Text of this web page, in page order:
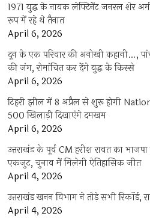
1971 युद्ध के नायक लेफ्टिनेंट जनरल शेर
रूप में रहे थे तैनात
April 6, 2026
दून के एक परिवार की अनोखी कहानी…,
की जंग, रोमांचित कर देंगे युद्ध के किस्से
April 6, 2026
टिहरी झील में 8 अप्रैल से शुरू होगी
500 खिलाड़ी दिखाएंगे दमखम
April 6, 2026
उत्तराखंड के पूर्व CM हरीश रावत का
एकजुट, चुनाव में मिलेगी ऐतिहासिक जीत
April 4, 2026
उत्तराखंड खनन विभाग ने तोड़े सभी रिकॉर्ड,
April 4, 2026